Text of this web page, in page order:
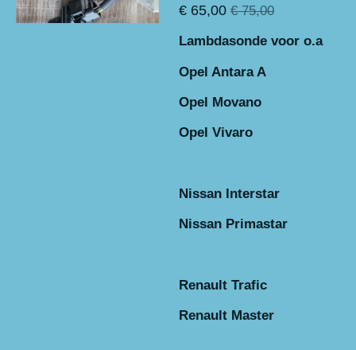
€ 65,00 € 75,00
Lambdasonde voor o.a
Opel Antara A
Opel Movano
Opel Vivaro
Nissan Interstar
Nissan Primastar
Renault Trafic
Renault Master